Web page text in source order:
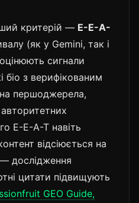
критерій — E-E-A-
(як у Gemini, так і
сигнали
біо з верифікованим
першоджерела,
авторитетних
E-E-A-T навіть
відсіюється на
дослідження
цитати підвищують
GEO Guide,